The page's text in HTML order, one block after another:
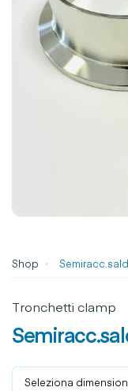
Shop
Tronchetti clamp